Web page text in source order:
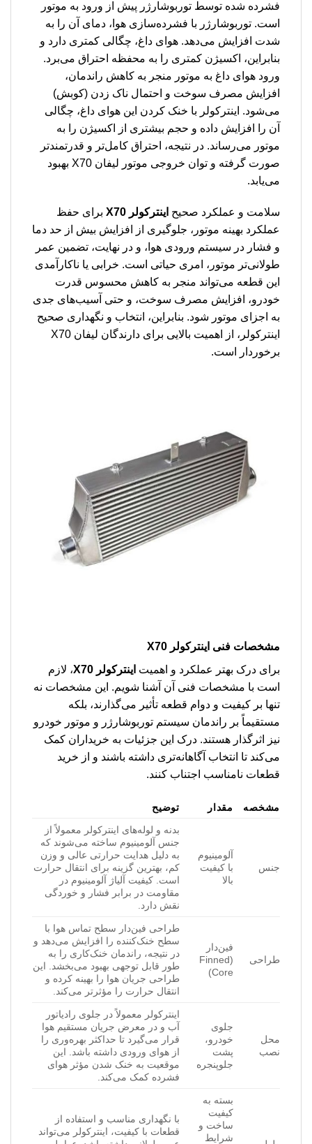
فشرده شده توسط توربوشارژر پیش از ورود به موتور
است. توربوشارژر با فشرده‌سازی هوا، دمای آن را به
شدت افزایش می‌دهد. هوای داغ، چگالی کمتری دارد و
بنابراین، اکسیژن کمتری را به محفظه احتراق می‌برد.
ورود هوای داغ به موتور منجر به کاهش راندمان،
افزایش مصرف سوخت و احتمال ناک زدن (کوبش)
می‌شود. اینترکولر با خنک کردن این هوای داغ، چگالی
آن را افزایش داده و حجم بیشتری از اکسیژن را به
موتور می‌رساند. در نتیجه، احتراق کامل‌تر و قدرتمندتر
صورت گرفته و توان خروجی موتور لیفان X70 بهبود
می‌یابد.
سلامت و عملکرد صحیح اینترکولر X70
برای حفظ
عملکرد بهینه موتور، جلوگیری از افزایش بیش از حد دما
و فشار در سیستم ورودی هوا، و در نهایت، تضمین عمر
طولانی‌تر موتور، امری حیاتی است. خرابی یا ناکارآمدی
این قطعه می‌تواند منجر به کاهش محسوس قدرت
خودرو، افزایش مصرف سوخت، و حتی آسیب‌های جدی
به اجزای موتور شود. بنابراین، انتخاب و نگهداری صحیح
اینترکولر، از اهمیت بالایی برای دارندگان لیفان X70
برخوردار است.
مشخصات فنی اینترکولر X70
برای درک بهتر عملکرد و اهمیت اینترکولر X70
، لازم
است با مشخصات فنی آن آشنا شویم. این مشخصات نه
تنها بر کیفیت و دوام قطعه تأثیر می‌گذارند، بلکه
مستقیماً بر راندمان سیستم توربوشارژر و موتور خودرو
نیز اثرگذار هستند. درک این جزئیات به خریداران کمک
می‌کند تا انتخاب آگاهانه‌تری داشته باشند و از خرید
قطعات نامناسب اجتناب کنند.
مشخصه مقدار توضیح
جنس
آلومینیوم
با کیفیت
بالا
بدنه و لوله‌های اینترکولر معمولاً از
جنس آلومینیوم ساخته می‌شوند که
به دلیل هدایت حرارتی عالی و وزن
کم، بهترین گزینه برای انتقال حرارت
است. کیفیت آلیاژ آلومینیوم در
مقاومت در برابر فشار و خوردگی
نقش دارد.
طراحی
فین‌دار
(Finned
Core)
طراحی فین‌دار سطح تماس هوا با
سطح خنک‌کننده را افزایش می‌دهد و
در نتیجه، راندمان خنک‌کاری را به
طور قابل توجهی بهبود می‌بخشد. این
طراحی جریان هوا را بهینه کرده و
انتقال حرارت را مؤثرتر می‌کند.
محل
نصب
جلوی
خودرو،
پشت
جلوپنجره
اینترکولر معمولاً در جلوی رادیاتور
آب و در معرض جریان مستقیم هوا
قرار می‌گیرد تا حداکثر بهره‌وری را
از هوای ورودی داشته باشد. این
موقعیت به خنک شدن مؤثر هوای
فشرده کمک می‌کند.
بسته به
کیفیت
ساخت و
شرایط
با نگهداری مناسب و استفاده از
قطعات با کیفیت، اینترکولر می‌تواند